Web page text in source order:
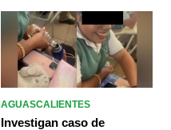
AGUASCALIENTES
Investigan caso de